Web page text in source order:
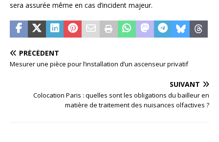
sera assurée même en cas d’incident majeur.
PRÉCÉDENT
Mesurer une pièce pour l’installation d’un ascenseur privatif
SUIVANT
Colocation Paris : quelles sont les obligations du bailleur en
matière de traitement des nuisances olfactives ?